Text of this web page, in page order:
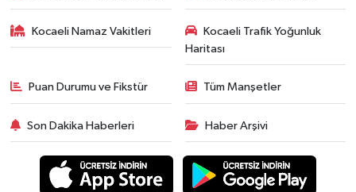
Kocaeli Namaz Vakitleri
Kocaeli Trafik Yoğunluk
Haritası
Puan Durumu ve Fikstür Tüm Manşetler
Son Dakika Haberleri Haber Arşivi